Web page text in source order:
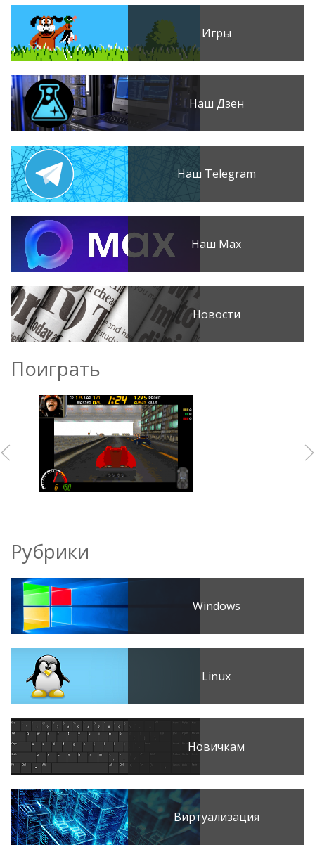
Игры
Наш Дзен
Наш Telegram
Наш Max
Новости
Поиграть
Рубрики
Windows
Linux
Новичкам
Виртуализация